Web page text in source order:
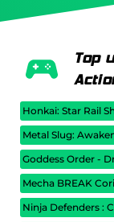
Top
Honkai: Star Rail
Metal Slug:
Goddess Order -
Mecha BREAK
Ninja Defenders :